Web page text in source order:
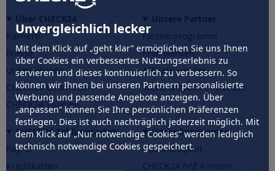
Unvergleichlich lecker
Mit dem Klick auf „geht klar” ermöglichen Sie uns Ihnen
über Cookies ein verbessertes Nutzungserlebnis zu
servieren und dieses kontinuierlich zu verbessern. So
können wir Ihnen bei unseren Partnern personalisierte
Werbung und passende Angebote anzeigen. Über
„anpassen” können Sie Ihre persönlichen Präferenzen
festlegen. Dies ist auch nachträglich jederzeit möglich. Mit
dem Klick auf „Nur notwendige Cookies” werden lediglich
technisch notwendige Cookies gespeichert.
Karriere
Presse
Unternehmen
CHECK24 Österreich
CHECK24 Spanien
Partnerprogramm
Profi werden
Affiliate werden
Werkstattpartner werden
CHECK24 Zahlungsarten
PayPal
Unser Engagement
Nachhaltigkeit